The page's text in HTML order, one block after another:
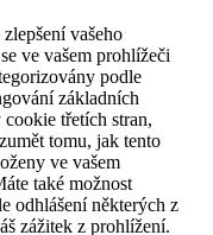
vašeho
ve vašem prohlížeči
podle
základních
třetích stran,
tomu, jak tento
ve vašem
také možnost
odhlášení některých z
zážitek z prohlížení.